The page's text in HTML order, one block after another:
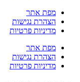
מפת אתר
הצהרת נגישות
מדיניות פרטיות
מפת אתר
הצהרת נגישות
מדיניות פרטיות